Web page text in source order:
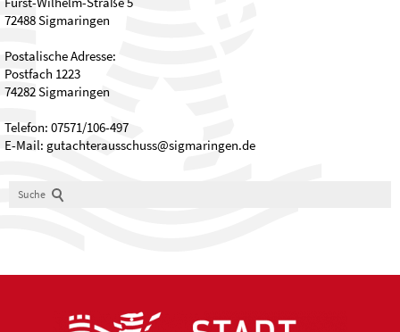
72488 Sigmaringen
Postalische Adresse:
Postfach 1223
74282 Sigmaringen
Telefon: 07571/106-497
E-Mail: gutachterausschuss@sigmaringen.de
Suche